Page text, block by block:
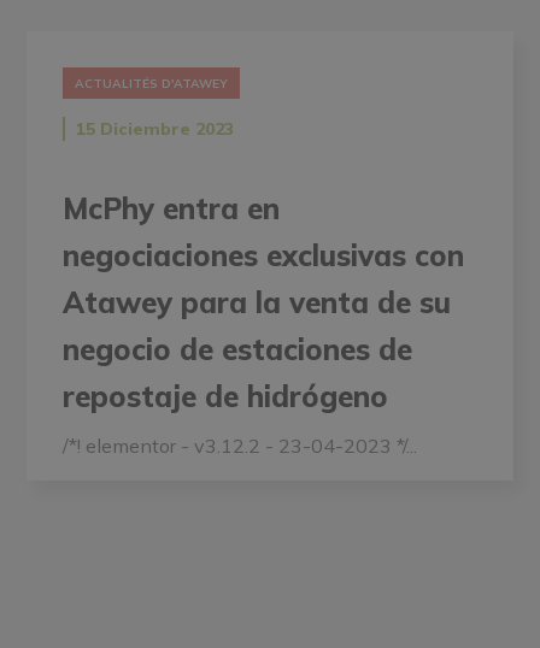
ACTUALITÉS D'ATAWEY
15 Diciembre 2023
McPhy entra en
negociaciones exclusivas con
Atawey para la venta de su
negocio de estaciones de
repostaje de hidrógeno
/*! elementor - v3.12.2 - 23-04-2023 */...